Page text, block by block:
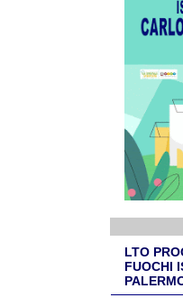
LTO
FUOCHI